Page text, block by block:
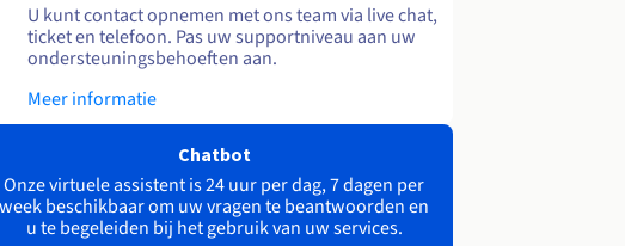
U kunt contact opnemen met ons team via live chat,
ticket en telefoon. Pas uw supportniveau aan uw
ondersteuningsbehoeften aan.
Meer informatie
Chatbot
Onze virtuele assistent is 24 uur per dag, 7 dagen per
week beschikbaar om uw vragen te beantwoorden en
u te begeleiden bij het gebruik van uw services.